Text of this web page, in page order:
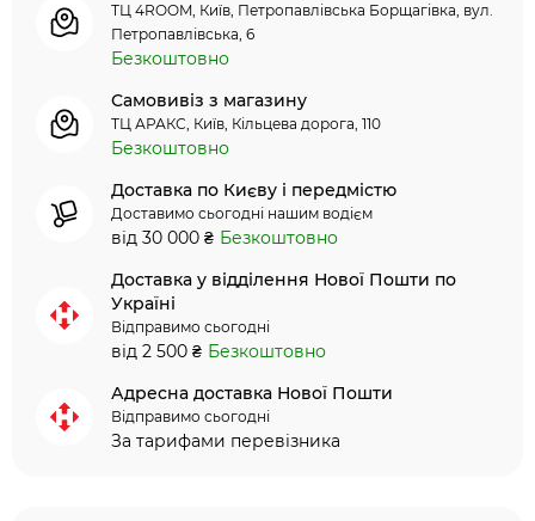
ТЦ 4ROOM, Київ, Петропавлівська Борщагівка, вул.
Петропавлівська, 6
Безкоштовно
Самовивіз з магазину
ТЦ АРАКС, Київ, Кільцева дорога, 110
Безкоштовно
Доставка по Києву і передмістю
Доставимо сьогодні нашим водієм
від 30 000 ₴ Безкоштовно
Доставка у відділення Нової Пошти по
Україні
Відправимо сьогодні
від 2 500 ₴ Безкоштовно
Адресна доставка Нової Пошти
Відправимо сьогодні
За тарифами перевізника